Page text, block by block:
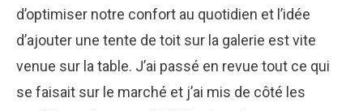
d’optimiser notre confort au quotidien et l’idée
d’ajouter une tente de toit sur la galerie est vite
venue sur la table. J’ai passé en revue tout ce qui
se faisait sur le marché et j’ai mis de côté les